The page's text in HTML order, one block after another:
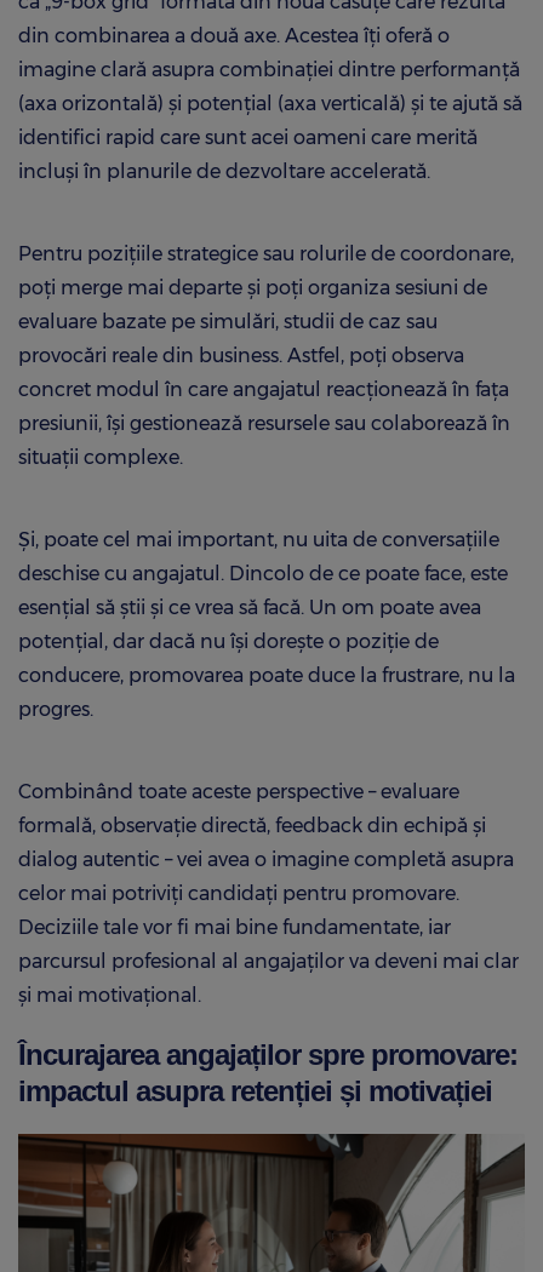
din combinarea a două axe. Acestea îți oferă o
imagine clară asupra combinației dintre performanță
(axa orizontală) și potențial (axa verticală) și te ajută să
identifici rapid care sunt acei oameni care merită
incluși în planurile de dezvoltare accelerată.
Pentru pozițiile strategice sau rolurile de coordonare,
poți merge mai departe și poți organiza sesiuni de
evaluare bazate pe simulări, studii de caz sau
provocări reale din business. Astfel, poți observa
concret modul în care angajatul reacționează în fața
presiunii, își gestionează resursele sau colaborează în
situații complexe.
Și, poate cel mai important, nu uita de conversațiile
deschise cu angajatul. Dincolo de ce poate face, este
esențial să știi și ce vrea să facă. Un om poate avea
potențial, dar dacă nu își dorește o poziție de
conducere, promovarea poate duce la frustrare, nu la
progres.
Combinând toate aceste perspective – evaluare
formală, observație directă, feedback din echipă și
dialog autentic – vei avea o imagine completă asupra
celor mai potriviți candidați pentru promovare.
Deciziile tale vor fi mai bine fundamentate, iar
parcursul profesional al angajaților va deveni mai clar
și mai motivațional.
Încurajarea angajaților spre promovare:
impactul asupra retenției și motivației